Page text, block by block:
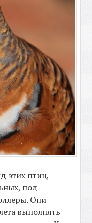
этих птиц,
под
Они
выполнять